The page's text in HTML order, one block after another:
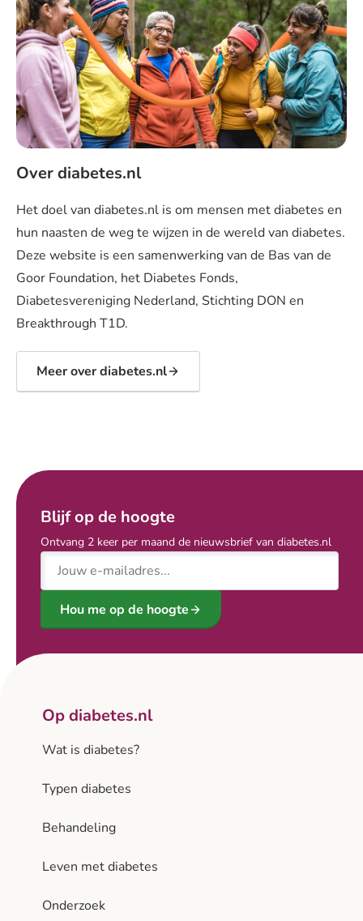
Over diabetes.nl
Het doel van diabetes.nl is om mensen met diabetes en
hun naasten de weg te wijzen in de wereld van diabetes.
Deze website is een samenwerking van de Bas van de
Goor Foundation, het Diabetes Fonds,
Diabetesvereniging Nederland, Stichting DON en
Breakthrough T1D.
Meer over diabetes.nl
Blijf op de hoogte
Ontvang 2 keer per maand de nieuwsbrief van diabetes.nl
E-mailadres
Hou me op de hoogte
Op diabetes.nl
Wat is diabetes?
Typen diabetes
Behandeling
Leven met diabetes
Onderzoek